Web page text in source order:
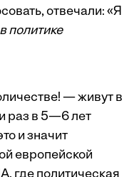
отвечали: «Я
политике
— живут в
раз в 5—6 лет
и значит
европейской
где политическая